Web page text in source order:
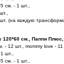
см. - 1 шт.,
(на каждую
120*60 см., Паппи
- 12 шт., mommy love - 11
шт.,
см. - 1 шт.,
отправим